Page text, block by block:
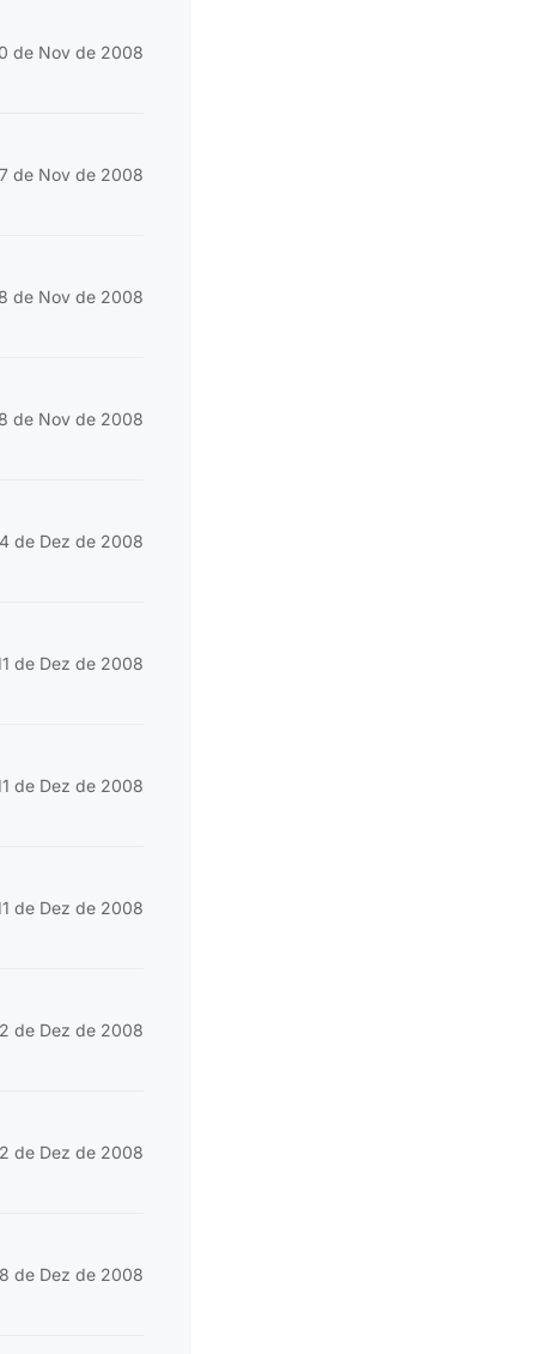
de Nov de 2008
de Nov de 2008
de Nov de 2008
de Nov de 2008
4 de Dez de 2008
de Dez de 2008
de Dez de 2008
de Dez de 2008
de Dez de 2008
de Dez de 2008
de Dez de 2008